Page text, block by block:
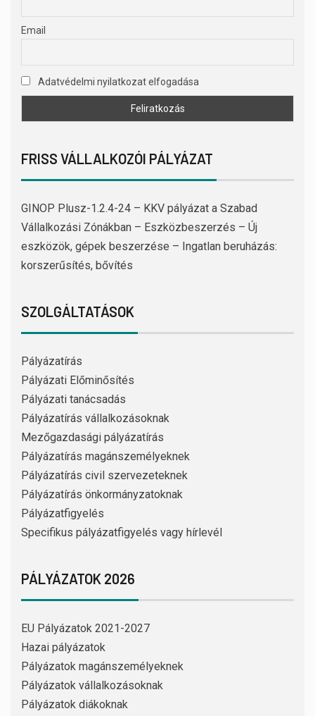
Email
Adatvédelmi nyilatkozat elfogadása
FRISS VÁLLALKOZÓI PÁLYÁZAT
GINOP Plusz-1.2.4-24 – KKV pályázat a Szabad
Vállalkozási Zónákban – Eszközbeszerzés – Új
eszközök, gépek beszerzése – Ingatlan beruházás:
korszerűsítés, bővítés
SZOLGÁLTATÁSOK
Pályázatírás
Pályázati Előminősítés
Pályázati tanácsadás
Pályázatírás vállalkozásoknak
Mezőgazdasági pályázatírás
Pályázatírás magánszemélyeknek
Pályázatírás civil szervezeteknek
Pályázatírás önkormányzatoknak
Pályázatfigyelés
Specifikus pályázatfigyelés vagy hírlevél
PÁLYÁZATOK 2026
EU Pályázatok 2021-2027
Hazai pályázatok
Pályázatok magánszemélyeknek
Pályázatok vállalkozásoknak
Pályázatok diákoknak